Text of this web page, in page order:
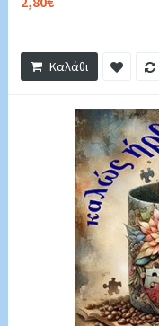
Καλάθι